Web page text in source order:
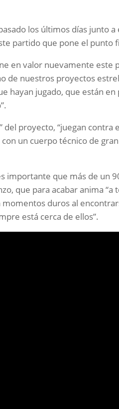
los últimos días junto
partido que pone el punto
en valor nuevamente este
de nuestros proyectos
hayan jugado, que están
del proyecto, “juegan
un cuerpo técnico de
importante que más de un
que para acabar anima “a
duros al
está cerca de ellos”.